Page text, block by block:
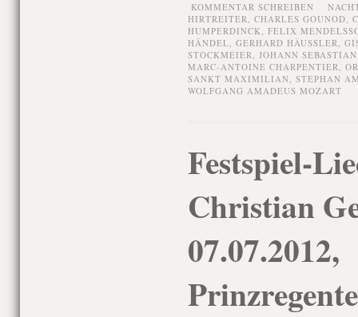
KOMMENTAR SCHREIBEN
HIRTREITER, CHARLES GOUNOD,
HUMPERDINCK, FELIX
HÄNDEL, GERHARD HÄUSSLER ,
STOCKMEIER, JOHANN
MARC-ANTOINE CHARPENTIER,
SANKT MAXIMILIAN, STEPHAN
WOLFGANG AMADEUS MOZART
Festspiel-
Christian
07.07.2012,